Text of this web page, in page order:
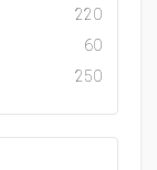
220
60
250